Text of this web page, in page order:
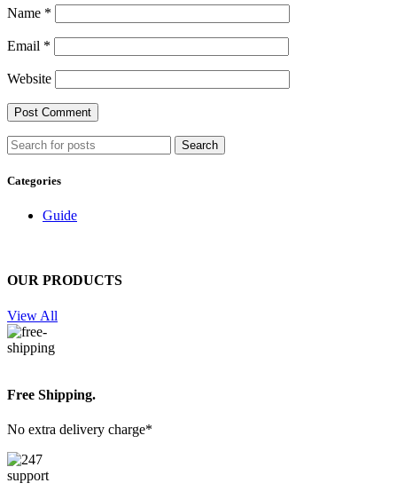
Name *
Email *
Website
Search
Categories
Guide
OUR PRODUCTS
View All
Free Shipping.
No extra delivery charge*